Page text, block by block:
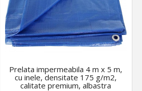
Prelata impermeabila 4 m x 5 m,
cu inele, densitate 175 g/m2,
calitate premium, albastra